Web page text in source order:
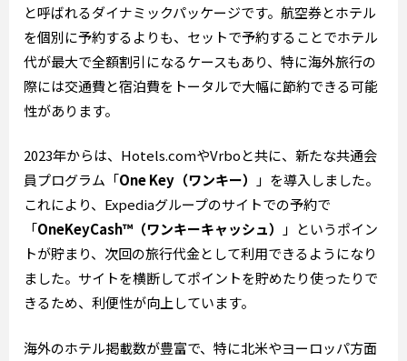
と呼ばれるダイナミックパッケージです。航空券とホテル
を個別に予約するよりも、セットで予約することでホテル
代が最大で全額割引になるケースもあり、特に海外旅行の
際には交通費と宿泊費をトータルで大幅に節約できる可能
性があります。
2023年からは、Hotels.comやVrboと共に、新たな共通会
員プログラム「One Key（ワンキー）
」を導入しました。
これにより、Expediaグループのサイトでの予約で
「OneKeyCash™（ワンキーキャッシュ）
」というポイン
トが貯まり、次回の旅行代金として利用できるようになり
ました。サイトを横断してポイントを貯めたり使ったりで
きるため、利便性が向上しています。
海外のホテル掲載数が豊富で、特に北米やヨーロッパ方面